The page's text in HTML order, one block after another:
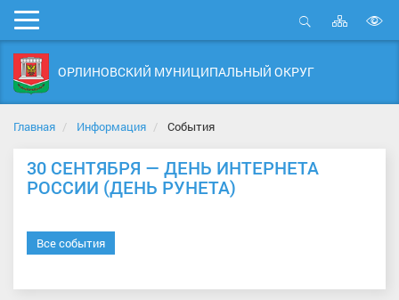
Мобильное
меню
Открыть
Карта
сайта
ОРЛИНОВСКИЙ МУНИЦИПАЛЬНЫЙ ОКРУГ
Главная Информация События
30 СЕНТЯБРЯ — ДЕНЬ ИНТЕРНЕТА
РОССИИ (ДЕНЬ РУНЕТА)
Все события